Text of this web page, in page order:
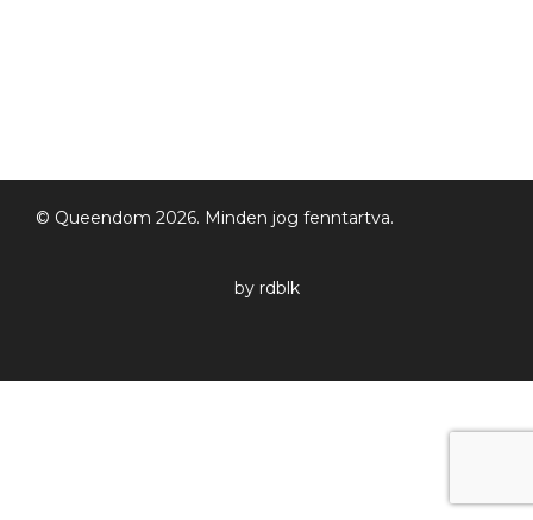
© Queendom 2026. Minden jog fenntartva.
by rdblk